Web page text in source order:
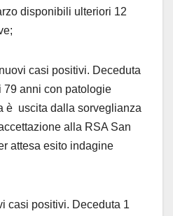
disponibili ulteriori 12
casi positivi. Deceduta
79 anni con patologie
è uscita dalla sorveglianza
alla RSA San
attesa esito indagine
casi positivi. Deceduta 1